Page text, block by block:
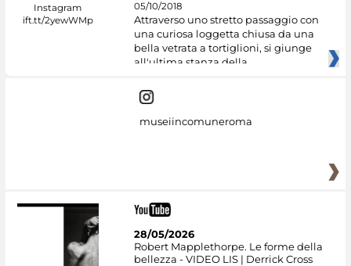
05/10/2018
Attraverso uno stretto passaggio con
una curiosa loggetta chiusa da una
bella vetrata a tortiglioni, si giunge
all'ultima stanza della
museiincomuneroma
28/05/2026
Robert Mapplethorpe. Le forme della
bellezza - VIDEO LIS | Derrick Cross